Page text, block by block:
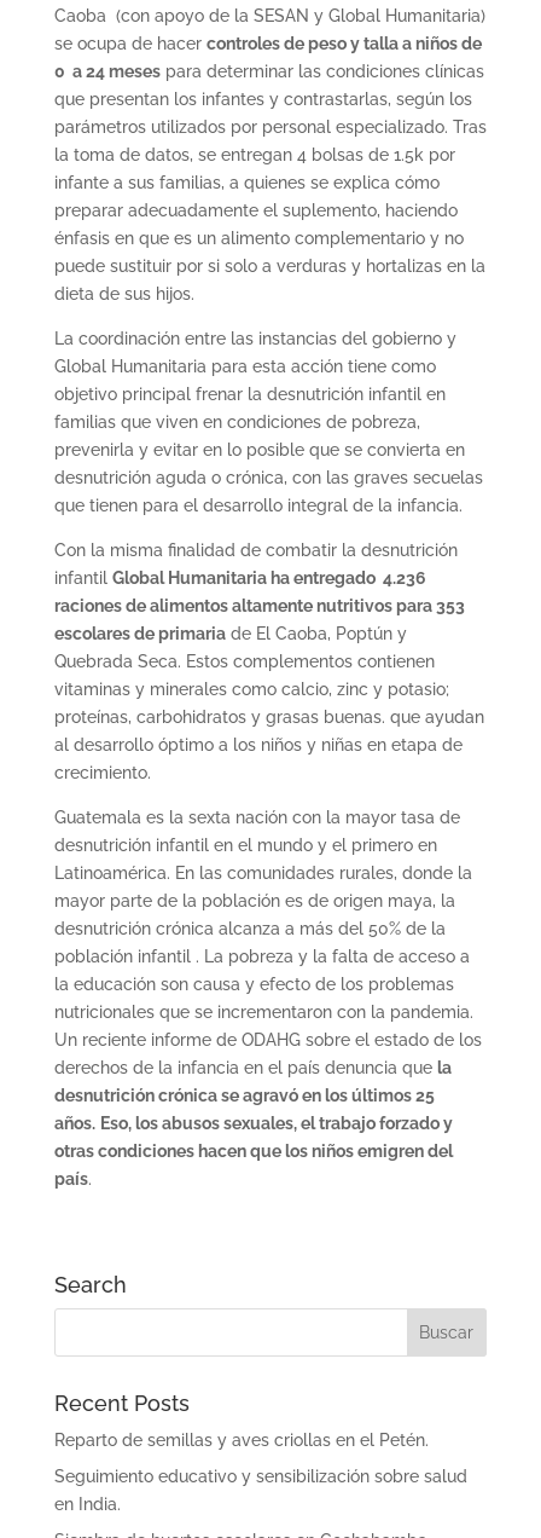
Caoba (con apoyo de la SESAN y Global Humanitaria)
se ocupa de hacer controles de peso y talla a niños de
0 a 24 mesespara determinar las condiciones clínicas
que presentan los infantes y contrastarlas, según los
parámetros utilizados por personal especializado. Tras
la toma de datos, se entregan 4 bolsas de 1.5k por
infante a sus familias, a quienes se explica cómo
preparar adecuadamente el suplemento, haciendo
énfasis en que es un alimento complementario y no
puede sustituir por si solo a verduras y hortalizas en la
dieta de sus hijos.
La coordinación entre las instancias del gobierno y
Global Humanitaria para esta acción tiene como
objetivo principal frenar la desnutrición infantil en
familias que viven en condiciones de pobreza,
prevenirla y evitar en lo posible que se convierta en
desnutrición aguda o crónica, con las graves secuelas
que tienen para el desarrollo integral de la infancia.
Con la misma finalidad de combatir la desnutrición
infantil Global Humanitaria ha entregado 4.236
raciones de alimentos altamente nutritivos para 353
escolares de primariade El Caoba, Poptún y
Quebrada Seca. Estos complementos contienen
vitaminas y minerales como calcio, zinc y potasio;
proteínas, carbohidratos y grasas buenas. que ayudan
al desarrollo óptimo a los niños y niñas en etapa de
crecimiento.
Guatemala es la sexta nación con la mayor tasa de
desnutrición infantil en el mundo y el primero en
Latinoamérica. En las comunidades rurales, donde la
mayor parte de la población es de origen maya, la
desnutrición crónica alcanza a más del 50% de la
población infantil . La pobreza y la falta de acceso a
la educación son causa y efecto de los problemas
nutricionales que se incrementaron con la pandemia.
Un reciente informe de ODAHG sobre el estado de los
derechos de la infancia en el país denuncia que la
desnutrición crónica se agravó en los últimos 25
años. Eso, los abusos sexuales, el trabajo forzado y
otras condiciones hacen que los niños emigren del
país.
Search
Recent Posts
Reparto de semillas y aves criollas en el Petén.
Seguimiento educativo y sensibilización sobre salud
en India.